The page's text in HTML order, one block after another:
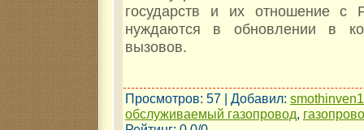
государств и их отношение с
нуждаются в обновлении в
вызовов.
Просмотров: 57 | Добавил:
обслуживаемый газопровод,